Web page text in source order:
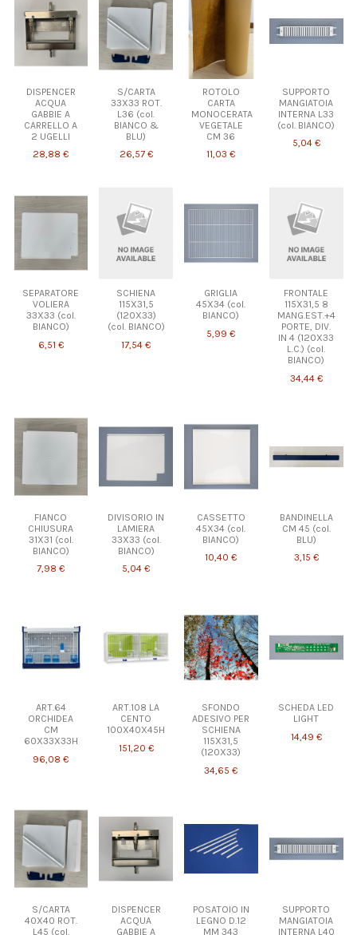
DISPENCER
ACQUA
GABBIE A
CARRELLO A
2 UGELLI
28,88 €
S/CARTA
33X33 ROT.
L36 (col.
BIANCO &
BLU)
26,57 €
ROTOLO
CARTA
MONOCERATA
VEGETALE
CM 36
11,03 €
SUPPORTO
MANGIATOIA
INTERNA L33
(col. BIANCO)
5,04 €
SEPARATORE
VOLIERA
33X33 (col.
BIANCO)
6,51 €
SCHIENA
115X31,5
(120X33)
(col. BIANCO)
17,54 €
GRIGLIA
45X34 (col.
BIANCO)
5,99 €
FRONTALE
115X31,5 8
MANG.EST.+4
PORTE, DIV.
IN 4 (120X33
L.C.) (col.
BIANCO)
34,44 €
FIANCO
CHIUSURA
31X31 (col.
BIANCO)
7,98 €
DIVISORIO IN
LAMIERA
33X33 (col.
BIANCO)
5,04 €
CASSETTO
45X34 (col.
BIANCO)
10,40 €
BANDINELLA
CM 45 (col.
BLU)
3,15 €
ART.64
ORCHIDEA
CM
60X33X33H
96,08 €
ART.108 LA
CENTO
100X40X45H
151,20 €
SFONDO
ADESIVO PER
SCHIENA
115X31,5
(120X33)
34,65 €
SCHEDA LED
LIGHT
14,49 €
S/CARTA
40X40 ROT.
L45 (col.
DISPENCER
ACQUA
GABBIE A
POSATOIO IN
LEGNO D.12
MM 343
SUPPORTO
MANGIATOIA
INTERNA L40